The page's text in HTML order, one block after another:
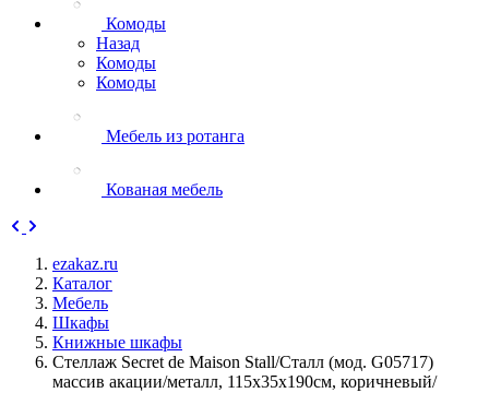
Комоды
Назад
Комоды
Комоды
Мебель из ротанга
Кованая мебель
ezakaz.ru
Каталог
Мебель
Шкафы
Книжные шкафы
Стеллаж Secret de Maison Stall/Сталл (мод. G05717)
массив акации/металл, 115х35х190см, коричневый/